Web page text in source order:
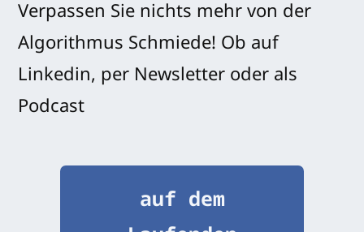
Verpassen Sie nichts mehr von der
Algorithmus Schmiede! Ob auf
Linkedin, per Newsletter oder als
Podcast
auf dem